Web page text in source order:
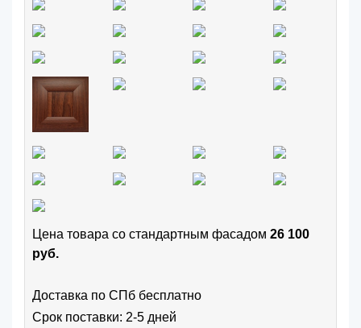
Цена товара cо стандартным фасадом 26 100
руб.
Доставка по СПб бесплатно
Срок поставки: 2-5 дней